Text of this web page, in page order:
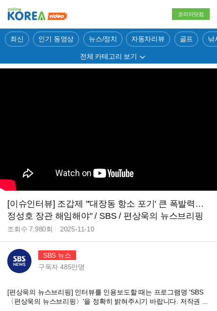
코리아닷컴
최신 인기 동영상 뉴스/정치 자동차리뷰 골프 낚
전체 카테고리 보기
[이슈인터뷰] 조갑제 "'대장동 항소 포기' 큰 폭발력…
정성호 장관 해임해야" / SBS / 편상욱의 뉴스브리핑
조회수7,980회 2025-11-10
SBS 뉴스
구독자485만명
[편상욱의 뉴스브리핑] 인터뷰를 인용보도할 때는 프로그램명 'SBS
〈편상욱의 뉴스브리핑〉'을 정확히 밝혀주시기 바랍니다. 저작권 ...